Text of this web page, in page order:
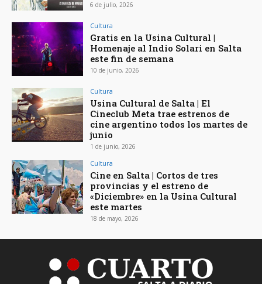
6 de julio, 2026
Cultura
Gratis en la Usina Cultural |
Homenaje al Indio Solari en Salta
este fin de semana
10 de junio, 2026
Cultura
Usina Cultural de Salta | El
Cineclub Meta trae estrenos de
cine argentino todos los martes de
junio
1 de junio, 2026
Cultura
Cine en Salta | Cortos de tres
provincias y el estreno de
«Diciembre» en la Usina Cultural
este martes
18 de mayo, 2026